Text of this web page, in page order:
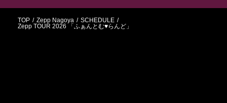
TOP Zepp Nagoya
SCHEDULE
Zepp TOUR 2026 「ふぁんとむ♥らんど」